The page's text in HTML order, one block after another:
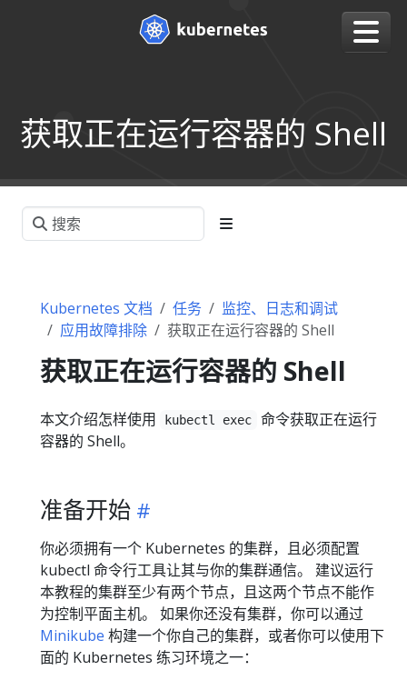
获取正在运行容器的 Shell
Kubernetes 文档 任务
监控、日志和调试
应用故障排除
获取正在运行容器的 Shell
获取正在运行容器的 Shell
本文介绍怎样使用 kubectl exec
命令获取正在运行
容器的 Shell。
准备开始
你必须拥有一个 Kubernetes 的集群，且必须配置
kubectl 命令行工具让其与你的集群通信。 建议运行
本教程的集群至少有两个节点，且这两个节点不能作
为控制平面主机。 如果你还没有集群，你可以通过
Minikube 构建一个你自己的集群，或者你可以使用下
面的 Kubernetes 练习环境之一：